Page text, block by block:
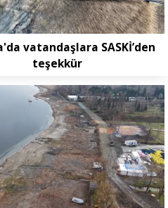
vatandaşlara SASKİ’den
teşekkür